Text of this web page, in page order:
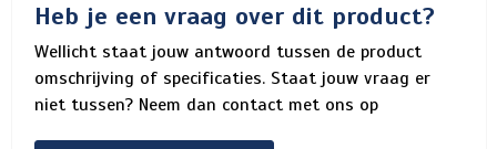
Heb je een vraag over dit product?
Wellicht staat jouw antwoord tussen de product
omschrijving of specificaties. Staat jouw vraag er
niet tussen? Neem dan contact met ons op